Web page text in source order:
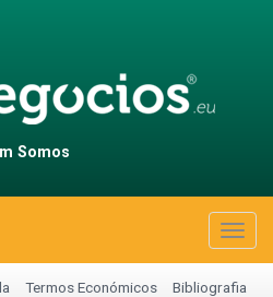
Somos
Termos Económicos Bibliografia